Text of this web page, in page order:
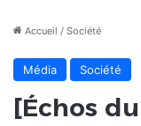
Accueil / Société
Média Société
[Échos